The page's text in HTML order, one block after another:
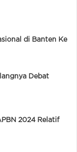
di Banten Ke
Debat
2024 Relatif